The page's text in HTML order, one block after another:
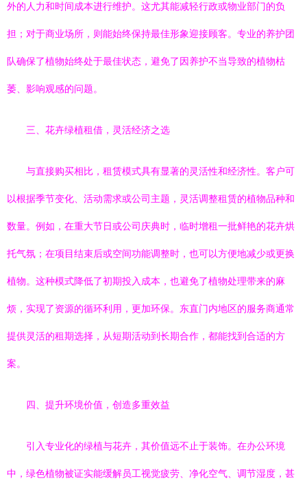
外的人力和时间成本进行维护。这尤其能减轻行政或物业部门的负
担；对于商业场所，则能始终保持最佳形象迎接顾客。专业的养护团
队确保了植物始终处于最佳状态，避免了因养护不当导致的植物枯
萎、影响观感的问题。
三、花卉绿植租借，灵活经济之选
与直接购买相比，租赁模式具有显著的灵活性和经济性。客户可
以根据季节变化、活动需求或公司主题，灵活调整租赁的植物品种和
数量。例如，在重大节日或公司庆典时，临时增租一批鲜艳的花卉烘
托气氛；在项目结束后或空间功能调整时，也可以方便地减少或更换
植物。这种模式降低了初期投入成本，也避免了植物处理带来的麻
烦，实现了资源的循环利用，更加环保。东直门内地区的服务商通常
提供灵活的租期选择，从短期活动到长期合作，都能找到合适的方
案。
四、提升环境价值，创造多重效益
引入专业化的绿植与花卉，其价值远不止于装饰。在办公环境
中，绿色植物被证实能缓解员工视觉疲劳、净化空气、调节湿度，甚